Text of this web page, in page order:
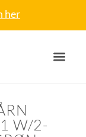
her
W/2-